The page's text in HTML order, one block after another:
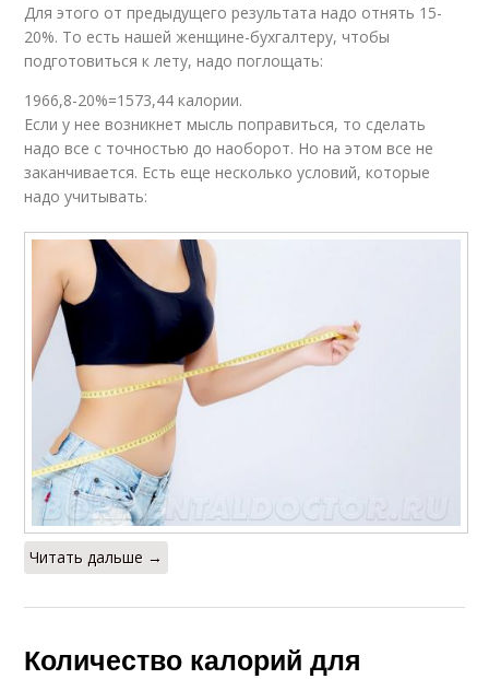
Для этого от предыдущего результата надо отнять 15-
20%. То есть нашей женщине-бухгалтеру, чтобы
подготовиться к лету, надо поглощать:
1966,8-20%=1573,44 калории.
Если у нее возникнет мысль поправиться, то сделать
надо все с точностью до наоборот. Но на этом все не
заканчивается. Есть еще несколько условий, которые
надо учитывать:
Читать дальше →
Количество калорий для